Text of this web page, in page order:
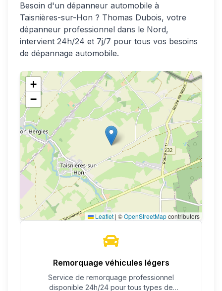
Besoin d'un dépanneur automobile à
Taisnières-sur-Hon ? Thomas Dubois, votre
dépanneur professionnel dans le Nord,
intervient 24h/24 et 7j/7 pour tous vos besoins
de dépannage automobile.
+
−
Leaflet | ©OpenStreetMapcontributors
Remorquage véhicules légers
Service de remorquage professionnel
disponible 24h/24 pour tous types de